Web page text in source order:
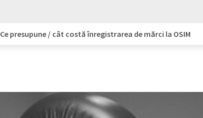
Ce presupune / cât costă înregistrarea de mărci la OSIM